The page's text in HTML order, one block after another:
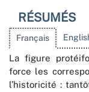
RÉSUMÉS
Français
La figure
force les
l’historicité :